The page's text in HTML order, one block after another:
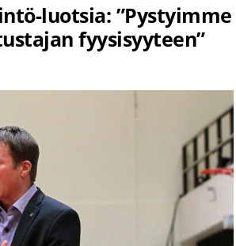
luotsia: ”Pystyimme
fyysisyyteen”